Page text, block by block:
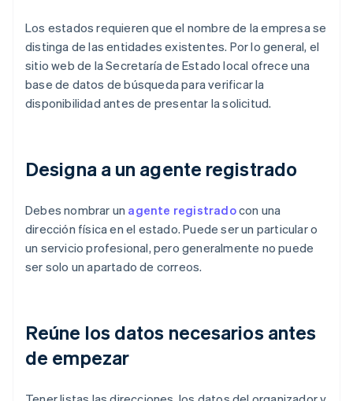
Los estados requieren que el nombre de la empresa se
distinga de las entidades existentes. Por lo general, el
sitio web de la Secretaría de Estado local ofrece una
base de datos de búsqueda para verificar la
disponibilidad antes de presentar la solicitud.
Designa a un agente registrado
Debes nombrar un agente registradocon una
dirección física en el estado. Puede ser un particular o
un servicio profesional, pero generalmente no puede
ser solo un apartado de correos.
Reúne los datos necesarios antes
de empezar